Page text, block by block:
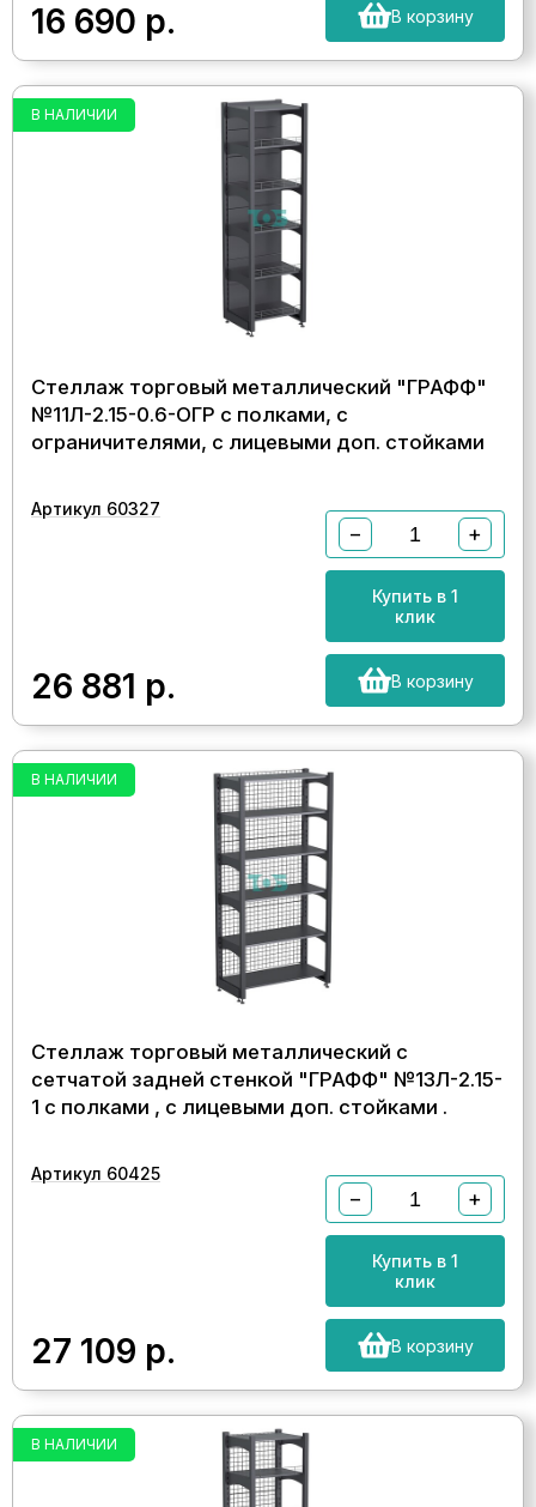
16 690 р. В корзину
В НАЛИЧИИ
Стеллаж торговый металлический "ГРАФФ"
№11Л-2.15-0.6-ОГР с полками, с
ограничителями, с лицевыми доп. стойками
Артикул 60327
26 881 р.
− +
Купить в 1
клик
В корзину
В НАЛИЧИИ
Стеллаж торговый металлический с
сетчатой задней стенкой "ГРАФФ" №13Л-2.15-
1 с полками , с лицевыми доп. стойками .
Артикул 60425
27 109 р.
− +
Купить в 1
клик
В корзину
В НАЛИЧИИ